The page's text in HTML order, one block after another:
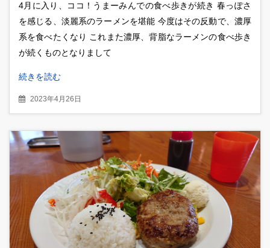
4月に入り、ココ！うまーみんでの食べ歩きが続き 春っぽさ
を感じる、淡麗系のラーメンを堪能 今度はその反動で、濃厚
系を食べたくなり これまた濃厚、背脂なラーメンの食べ歩き
が続くものとなりまして
続きを読む
2023年4月26日